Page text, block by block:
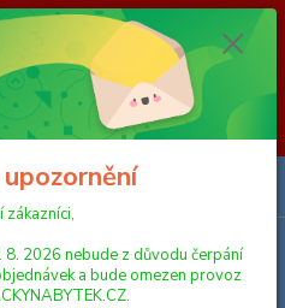
8. 2026 do 23. 8. 2026 nebude z
objednávek a bude omezen
Objednávky přijaté, nebo
expedovány v pátek 7. 8. 2026.
od pátku 7. 8. 2026 do neděle 23. 8.
od pondělí 24. 8. 2026. Děkujeme za
Menu
zákazníci,
2026 nebude z důvodu čerpání
a bude omezen provoz